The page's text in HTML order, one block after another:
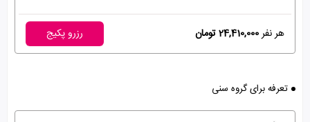
هر نفر24,410,000 تومان رزرو پکیج
تعرفه برای گروه سنی